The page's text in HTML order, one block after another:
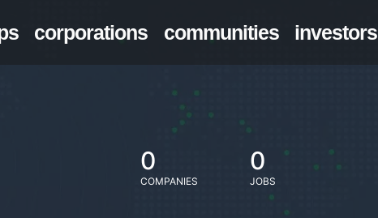
corporations communities investors
0
COMPANIES
0
JOBS